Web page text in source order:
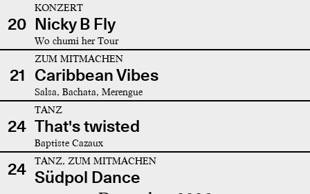
20
KONZERT
Nicky B Fly
Wo chumi her Tour
21
ZUM MITMACHEN
Caribbean Vibes
Salsa, Bachata, Merengue
24
TANZ
That's twisted
Baptiste Cazaux
24 TANZ, ZUM MITMACHEN
Südpol Dance